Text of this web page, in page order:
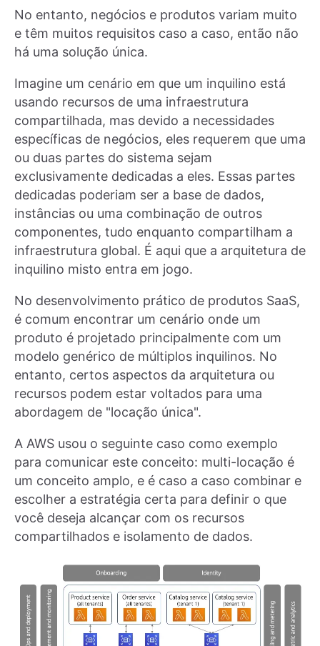
No entanto, negócios e produtos variam muito
e têm muitos requisitos caso a caso, então não
há uma solução única.
Imagine um cenário em que um inquilino está
usando recursos de uma infraestrutura
compartilhada, mas devido a necessidades
específicas de negócios, eles requerem que uma
ou duas partes do sistema sejam
exclusivamente dedicadas a eles. Essas partes
dedicadas poderiam ser a base de dados,
instâncias ou uma combinação de outros
componentes, tudo enquanto compartilham a
infraestrutura global. É aqui que a arquitetura de
inquilino misto entra em jogo.
No desenvolvimento prático de produtos SaaS,
é comum encontrar um cenário onde um
produto é projetado principalmente com um
modelo genérico de múltiplos inquilinos. No
entanto, certos aspectos da arquitetura ou
recursos podem estar voltados para uma
abordagem de "locação única".
A AWS usou o seguinte caso como exemplo
para comunicar este conceito: multi-locação é
um conceito amplo, e é caso a caso combinar e
escolher a estratégia certa para definir o que
você deseja alcançar com os recursos
compartilhados e isolamento de dados.